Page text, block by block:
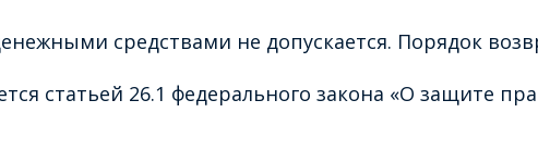
средствами не допускается. Порядок
статьей 26.1 федерального закона «О защите